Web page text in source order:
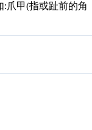
爪甲(指或趾前的角